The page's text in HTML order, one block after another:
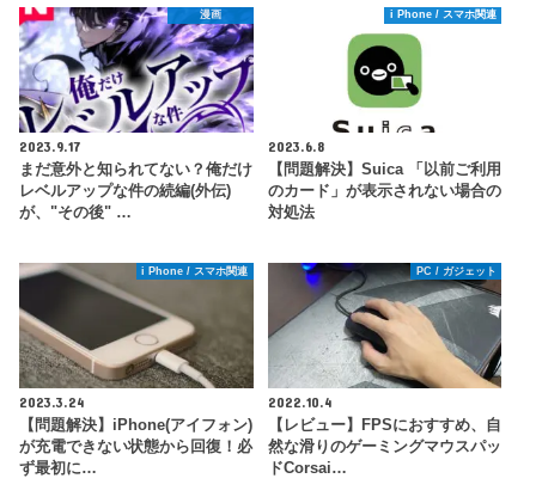
漫画
2023.9.17
まだ意外と知られてない？俺だけ
レベルアップな件の続編(外伝)
が、"その後" …
i Phone / スマホ関連
2023.6.8
【問題解決】Suica 「以前ご利用
のカード」が表示されない場合の
対処法
i Phone / スマホ関連
2023.3.24
【問題解決】iPhone(アイフォン)
が充電できない状態から回復！必
ず最初に…
PC / ガジェット
2022.10.4
【レビュー】FPSにおすすめ、自
然な滑りのゲーミングマウスパッ
ドCorsai…